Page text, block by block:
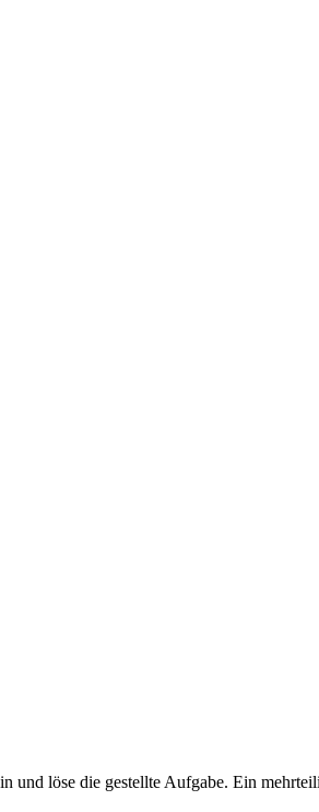
und löse die gestellte Aufgabe. Ein